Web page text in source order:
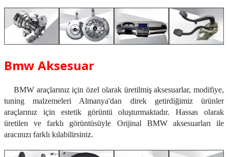
Bmw Aksesuar
BMW araçlarınız için özel olarak üretilmiş aksesuarlar, modifiye,
tuning malzemeleri Almanya'dan direk getirdiğimiz ürünler
araçlarınız için estetik görüntü oluşturmaktadır. Hassas olarak
üretilen ve farklı görüntüsüyle Orijinal BMW aksesuarları ile
aracınızı farklı kılabilirsiniz.